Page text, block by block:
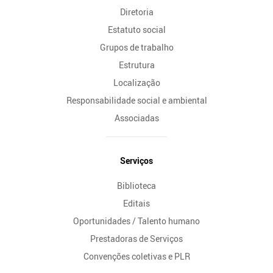
Diretoria
Estatuto social
Grupos de trabalho
Estrutura
Localização
Responsabilidade social e ambiental
Associadas
Serviços
Biblioteca
Editais
Oportunidades / Talento humano
Prestadoras de Serviços
Convenções coletivas e PLR